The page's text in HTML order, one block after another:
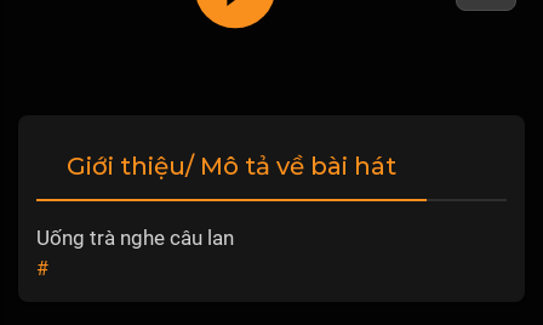
Giới thiệu/ Mô tả về bài hát
Uống trà nghe câu lan
#